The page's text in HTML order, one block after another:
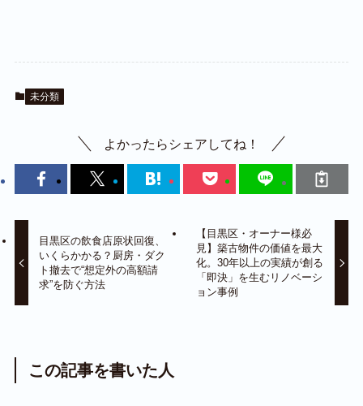
未分類
よかったらシェアしてね！
目黒区の飲食店原状回復、
いくらかかる？厨房・ダク
ト撤去で“想定外の高額請
求”を防ぐ方法
【目黒区・オーナー様必
見】築古物件の価値を最大
化。30年以上の実績が創る
「即決」を生むリノベーシ
ョン事例
この記事を書いた人